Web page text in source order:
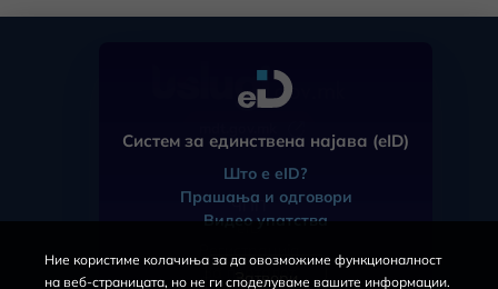
ЧПП
eID
За порталот
Систем за единствена најава (eID)
Што е eID?
Прашања и одговори
Видео упатства
Затвори
Ние користиме колачиња за да овозможиме функционалност
на веб-страницата, но не ги споделуваме вашите информации.